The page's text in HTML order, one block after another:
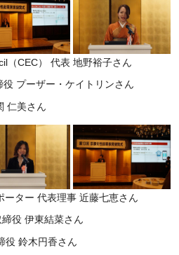
（CEC） 代表 地野裕子さん
プーザー・ケイトリンさん
仁美さん
ーター 代表理事 近藤七恵さん
役 伊東結菜さん
役 鈴木円香さん